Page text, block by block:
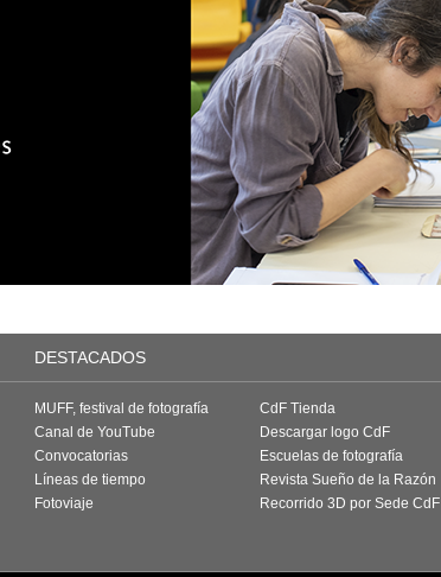
DESTACADOS
MUFF, festival de fotografía
Canal de YouTube
Convocatorias
Líneas de tiempo
Fotoviaje
CdF Tienda
Descargar logo CdF
Escuelas de fotografía
Revista Sueño de la Razón
Recorrido 3D por Sede CdF